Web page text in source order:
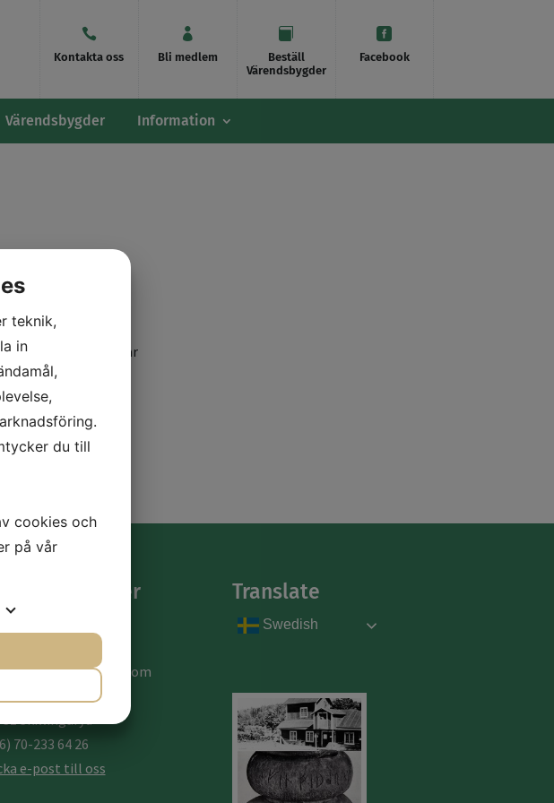

Kontakta oss

Bli medlem

Beställ
Värendsbygder

Facebook
Värendsbygder Information
påsk!
aktiviteter så står
igen.
Wiktor Lindbom
14
70-233 64 26
e-post till oss
Translate
Swedish
teknik,
in
du till
cookies och
på vår